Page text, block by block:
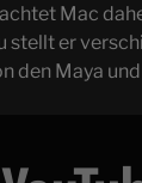
Mac
stellt er
den Maya